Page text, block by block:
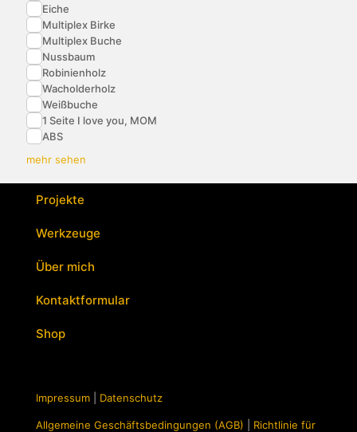
Eiche
Multiplex Birke
Multiplex Buche
Nussbaum
Robinienholz
Wacholderholz
Weißbuche
1 Seite I love you, MOM
ABS
mehr sehen
Projekte
Werkzeuge
Über mich
Kontaktformular
Shop
Impressum Datenschutz
Allgemeine Geschäftsbedingungen (AGB)
Richtlinie für